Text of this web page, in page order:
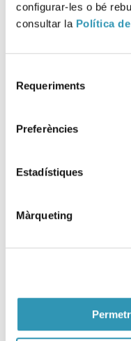
configurar-les o bé
consultar la Política
Requeriments
Preferències
Estadístiques
Màrqueting
07-04-2026